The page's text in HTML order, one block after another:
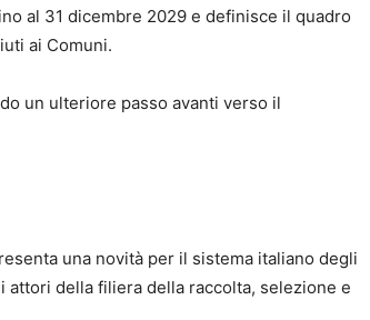
al 31 dicembre 2029 e definisce il quadro
ai Comuni.
un ulteriore passo avanti verso il
una novità per il sistema italiano degli
della filiera della raccolta, selezione e